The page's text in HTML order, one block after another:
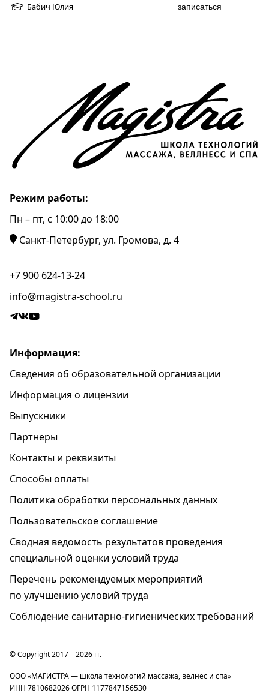
Бабич Юлия
записаться
Режим работы:
Пн – пт, c 10:00 до 18:00
Санкт-Петербург, ул. Громова, д. 4
+7 900 624-13-24
info@magistra-school.ru
Информация:
Сведения об образовательной организации
Информация о лицензии
Выпускники
Партнеры
Контакты и реквизиты
Способы оплаты
Политика обработки персональных данных
Пользовательское соглашение
Cводная ведомость результатов проведения
специальной оценки условий труда
Перечень рекомендуемых мероприятий
по улучшению условий труда
Соблюдение санитарно-гигиенических требований
© Copyright 2017 – 2026 гг.
ООО «МАГИСТРА — школа технологий массажа, велнес и спа»
ИНН 7810682026 ОГРН 1177847156530